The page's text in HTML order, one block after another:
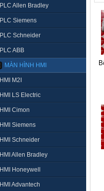
PLC Allen Bradley
PLC Siemens
PLC Schneider
PLC ABB
MÀN HÌNH HMI
HMI M2I
HMI LS Electric
HMI Cimon
HMI Siemens
HMI Schneider
HMI Allen Bradley
HMI Honeywell
HMI Advantech
bộ đếm hanyoung lc7-